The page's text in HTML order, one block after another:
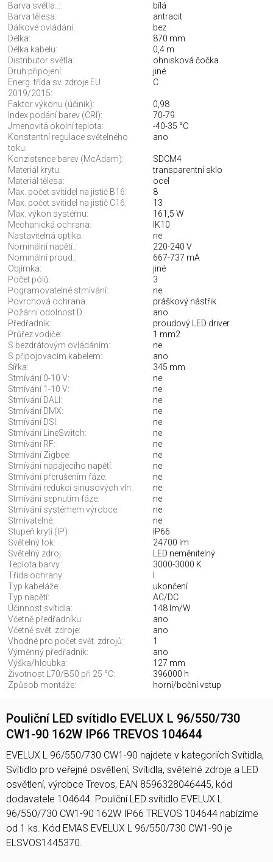
Barva světla..:
bílá
Barva tělesa:
antracit
Dálkové ovládání:
bez
Délka:
870 mm
Délka kabelu:
0,4 m
Distributor světla:
ohnisková čočka
Druh připojení:
jiné
Energ. třída sv. zdroje EU
2019/2015:
C
Faktor výkonu (účiník):
0,98
Index podání barev (CRI):
70-79
Jmenovitá okolní teplota:
-40-35 °C
Konstantní regulace světelného
toku:
ano
Konzistence barev (McAdam):
SDCM4
Materiál krytu:
transparentní sklo
Materiál tělesa:
ocel
Max. počet svítidel na jistič B16:
8
Max. počet svítidel na jistič C16:
13
Max. výkon systému:
161,5 W
Mechanická ochrana:
IK10
Nastavitelná optika:
ne
Nominální napětí.:
220-240 V
Nominální proud.:
667-737 mA
Objímka:
jiné
Počet pólů:
3
Pogramovatelné stmívání:
ne
Povrchová ochrana:
práškový nástřik
Požární odolnost D:
ano
Předřadník:
proudový LED driver
Průřez vodiče:
1 mm2
S bezdrátovým ovládáním:
ne
S připojovacím kabelem:
ano
Šířka:
345 mm
Stmívání 0-10 V:
ne
Stmívání 1-10 V:
ne
Stmívání DALI:
ne
Stmívání DMX:
ne
Stmívání DSI:
ne
Stmívání LineSwitch:
ne
Stmívání RF:
ne
Stmívání Zigbee:
ne
Stmívání napájecího napětí:
ne
Stmívání přerušením fáze:
ne
Stmívání redukcí sinusových vln:
ne
Stmívání sepnutím fáze:
ne
Stmívání systémem výrobce:
ne
Stmívatelné:
ne
Stupeň krytí (IP):
IP66
Světelný tok:
24700 lm
Světelný zdroj:
LED neměnitelný
Teplota barvy.:
3000-3000 K
Třída ochrany:
Typ kabeláže:
ukončení
Typ napětí:
AC/DC
Účinnost svítidla:
148 lm/W
Včetně předřadníku:
ano
Včetně svět. zdroje:
ano
Vhodné pro počet svět. zdrojů:
1
Výměnný předřadník:
ano
Výška/hloubka:
127 mm
Životnost L70/B50 při 25 °C:
396000 h
Způsob montáže:
horní/boční vstup
Pouliční LED svítidlo EVELUX L 96/550/730
CW1-90 162W IP66 TREVOS 104644
EVELUX L 96/550/730 CW1-90 najdete v kategoriích Svítidla,
Svítidlo pro veřejné osvětlení, Svítidla, světelné zdroje a LED
osvětlení, výrobce Trevos, EAN 8596328046445, kód
dodavatele 104644. Pouliční LED svítidlo EVELUX L
96/550/730 CW1-90 162W IP66 TREVOS 104644 nabízíme
od 1 ks. Kód EMAS EVELUX L 96/550/730 CW1-90 je
ELSVOS1445370.